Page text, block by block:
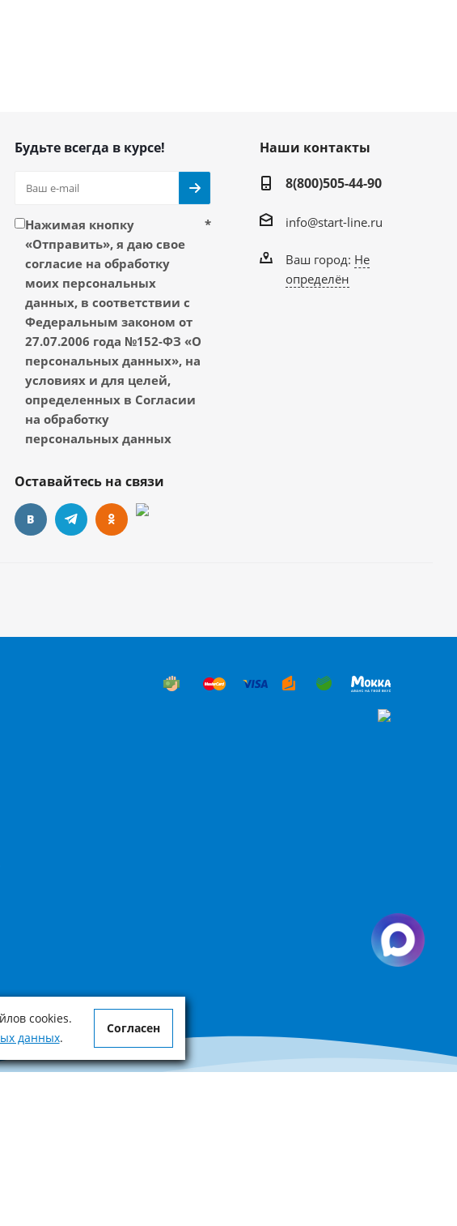
Будьте всегда в курсе!
Нажимая кнопку
«Отправить», я даю свое
согласие на обработку
моих персональных
данных, в соответствии с
Федеральным законом от
27.07.2006 года №152-ФЗ «О
персональных данных», на
условиях и для целей,
определенных в Согласии
на обработку
персональных данных
*
Оставайтесь на связи
Наши контакты
8(800)505-44-90
info@start-line.ru
Ваш город: Не
определён
cookies.
данных.
Согласен